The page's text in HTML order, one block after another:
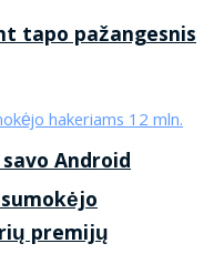
Android
tapo pažangesnis
premijų